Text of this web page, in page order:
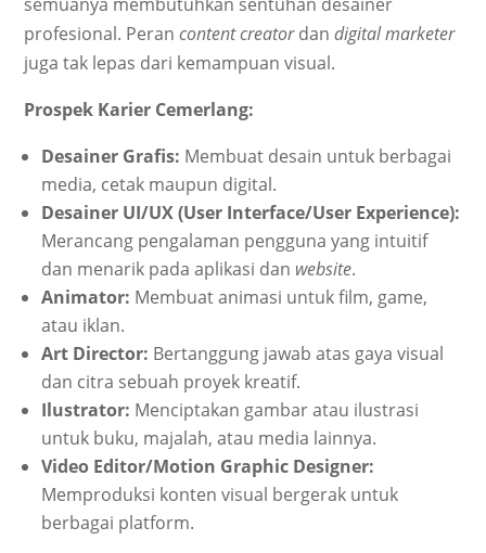
profesional. Perancontent creatordandigital marketer
juga tak lepas dari kemampuan visual.
Prospek Karier Cemerlang:
Desainer Grafis: Membuat desain untuk berbagai
media, cetak maupun digital.
Desainer UI/UX (User Interface/User Experience):
Merancang pengalaman pengguna yang intuitif
dan menarik pada aplikasi dan website.
Animator: Membuat animasi untuk film, game,
atau iklan.
Art Director: Bertanggung jawab atas gaya visual
dan citra sebuah proyek kreatif.
Ilustrator: Menciptakan gambar atau ilustrasi
untuk buku, majalah, atau media lainnya.
Video Editor/Motion Graphic Designer:
Memproduksi konten visual bergerak untuk
berbagai platform.